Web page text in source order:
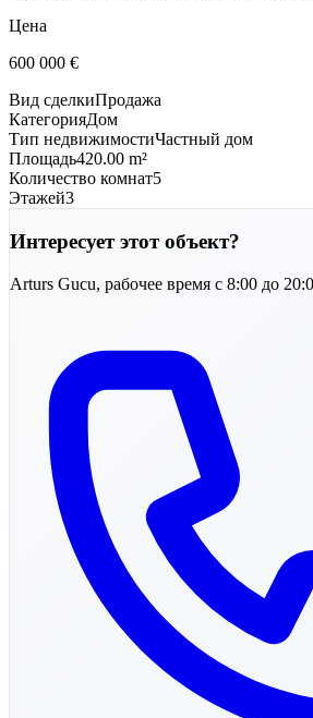
Цена
600 000 €
Вид сделкиПродажа
КатегорияДом
Тип недвижимостиЧастный дом
Площадь420.00 m²
Количество комнат5
Этажей3
Интересует этот объект?
Arturs Gucu, рабочее время с 8:00 до